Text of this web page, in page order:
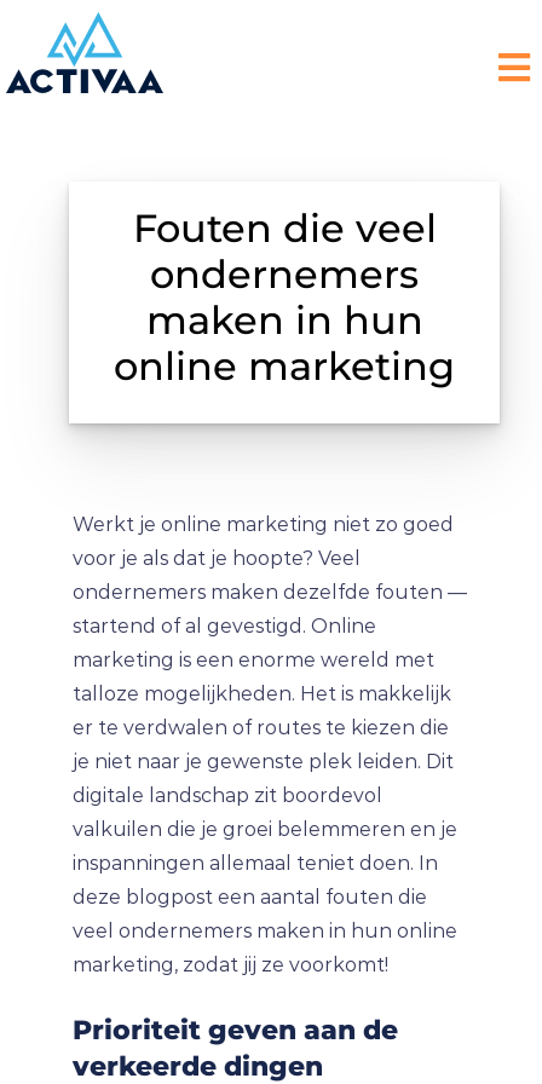
Fouten die veel
ondernemers
maken in hun
online marketing
Werkt je online marketing niet zo goed
voor je als dat je hoopte? Veel
ondernemers maken dezelfde fouten —
startend of al gevestigd. Online
marketing is een enorme wereld met
talloze mogelijkheden. Het is makkelijk
er te verdwalen of routes te kiezen die
je niet naar je gewenste plek leiden. Dit
digitale landschap zit boordevol
valkuilen die je groei belemmeren en je
inspanningen allemaal teniet doen. In
deze blogpost een aantal fouten die
veel ondernemers maken in hun online
marketing, zodat jij ze voorkomt!
Prioriteit geven aan de
verkeerde dingen